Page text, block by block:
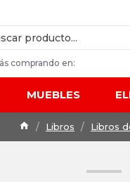
comprando en:
MUEBLES
Libros Libros